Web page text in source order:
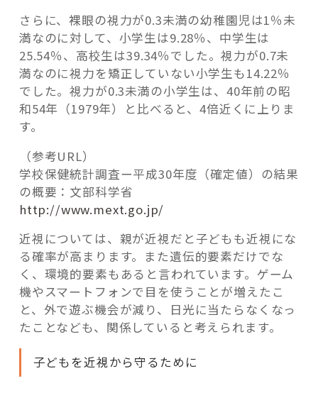
さらに、裸眼の視力が0.3未満の幼稚園児は1％未
満なのに対して、小学生は9.28％、中学生は
25.54％、高校生は39.34％でした。視力が0.7未
満なのに視力を矯正していない小学生も14.22％
でした。視力が0.3未満の小学生は、40年前の昭
和54年（1979年）と比べると、4倍近くに上りま
す。
（参考URL）
学校保健統計調査ー平成30年度（確定値）の結果
の概要：文部科学省
http://www.mext.go.jp/
近視については、親が近視だと子どもも近視にな
る確率が高まります。また遺伝的要素だけでな
く、環境的要素もあると言われています。ゲーム
機やスマートフォンで目を使うことが増えたこ
と、外で遊ぶ機会が減り、日光に当たらなくなっ
たことなども、関係していると考えられます。
子どもを近視から守るために